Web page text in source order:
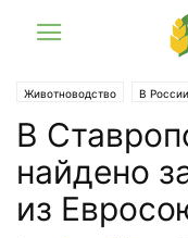
Животноводство В России
В
найдено
из